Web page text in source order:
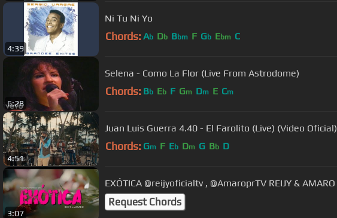
4:39
Ni Tu Ni Yo
Chords: Ab Db Bbm F Gb Ebm C
6:28
Selena - Como La Flor (Live From Astrodome)
Chords: Bb Eb F Gm Dm E Cm
4:51
Juan Luis Guerra 4.40 - El Farolito (Live) (Video Oficial)
Chords: Gm F Eb Dm G Bb D
3:07
EXÓTICA @reijyoficialtv , @AmaroprTV REIJY & AMARO
Request Chords